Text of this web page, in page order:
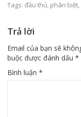
Tags: đầu thú, phân biệt,
Trả lời
Email của bạn sẽ
buộc được đánh dấu *
Bình luận *